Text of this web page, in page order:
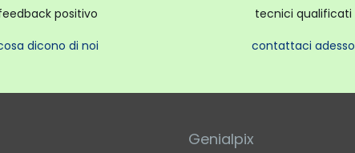
positivo
dicono di noi
tecnici qualificati
contattaci adesso
Genialpix